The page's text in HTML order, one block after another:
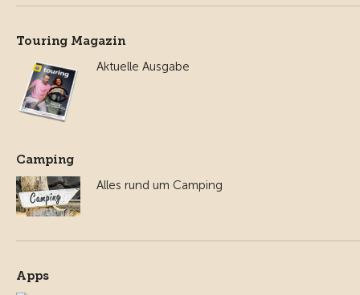
Touring Magazin
Aktuelle Ausgabe
Camping
Alles rund um Camping
Apps